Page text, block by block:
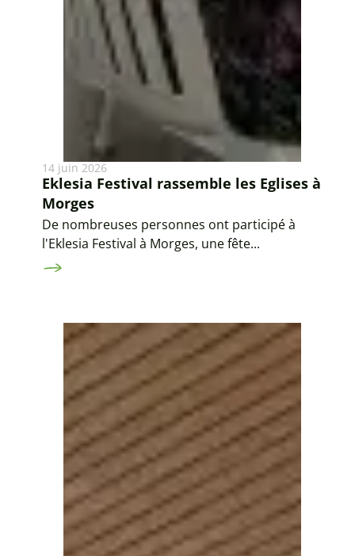
14 juin 2026
Eklesia Festival rassemble les Eglises à
Morges
De nombreuses personnes ont participé à
l'Eklesia Festival à Morges, une fête...